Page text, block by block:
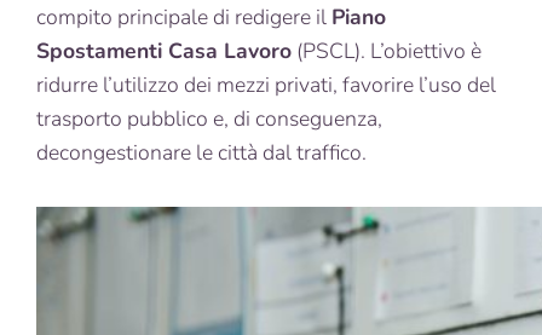
compito principale di redigere il Piano
Spostamenti Casa Lavoro (PSCL). L’obiettivo è
ridurre l’utilizzo dei mezzi privati, favorire l’uso del
trasporto pubblico e, di conseguenza,
decongestionare le città dal traffico.